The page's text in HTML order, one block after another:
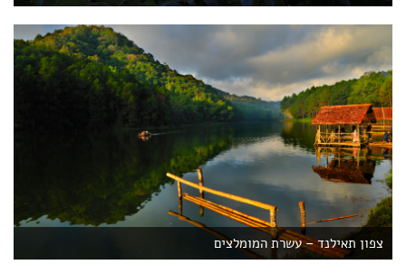
צפון תאילנד – עשרת המומלצים